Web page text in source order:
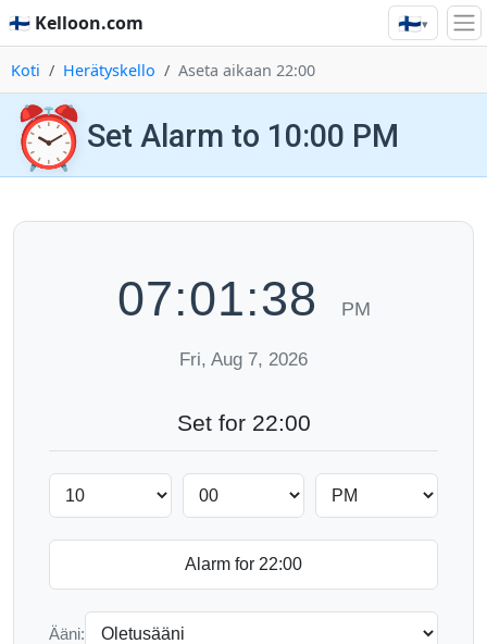
🇫🇮 Kelloon.com 🇫🇮▾
Koti Herätyskello Aseta aikaan 22:00
⏰ Set Alarm to 10:00 PM
07:01:39 PM
Fri, Aug 7, 2026
Set for 22:00
Ääni: